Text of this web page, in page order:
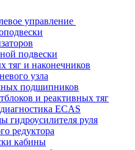
управление
подвески
тяг и наконечников
узла
подшипников
и реактивных тяг
ECAS
гидроусилителя руля
редуктора
кабины